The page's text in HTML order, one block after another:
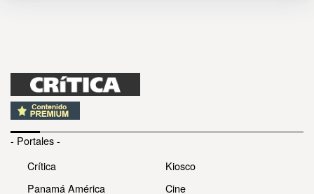
- Portales -
Crítica
Panamá América
Kiosco
Cine